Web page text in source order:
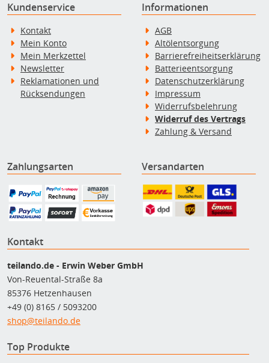
Kundenservice
Kontakt
Mein Konto
Mein Merkzettel
Newsletter
Reklamationen und
Rücksendungen
Informationen
AGB
Altölentsorgung
Barrierefreiheitserklärung
Batterieentsorgung
Datenschutzerklärung
Impressum
Widerrufsbelehrung
Widerruf des Vertrags
Zahlung & Versand
Zahlungsarten Versandarten
Kontakt
teilando.de - Erwin Weber GmbH
Von-Reuental-Straße 8a
85376 Hetzenhausen
+49 (0) 8165 / 5093200
shop@teilando.de
Top Produkte